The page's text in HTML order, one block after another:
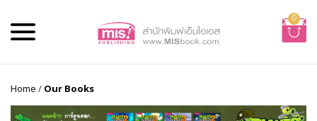
0
Home / Our Books